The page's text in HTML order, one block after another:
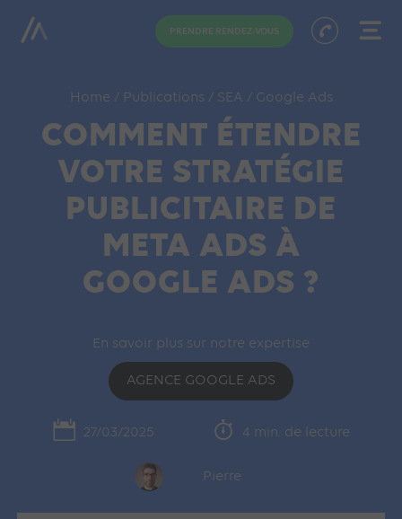
PRENDRE RENDEZ-VOUS
Home / Publications / SEA / Google Ads
COMMENT ÉTENDRE
VOTRE STRATÉGIE
PUBLICITAIRE DE
META ADS À
GOOGLE ADS ?
En savoir plus sur notre expertise
AGENCE GOOGLE ADS
27/03/2025 4 min. de lecture
Pierre